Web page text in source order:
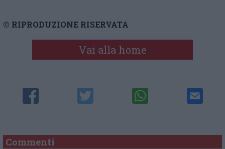
© RIPRODUZIONE RISERVATA
Vai alla home
Commenti